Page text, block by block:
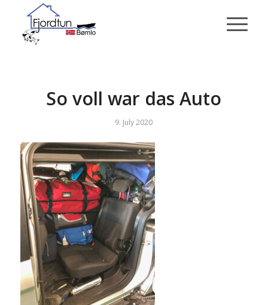
So voll war das Auto
9. July 2020